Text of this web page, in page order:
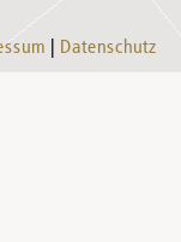
Datenschutz